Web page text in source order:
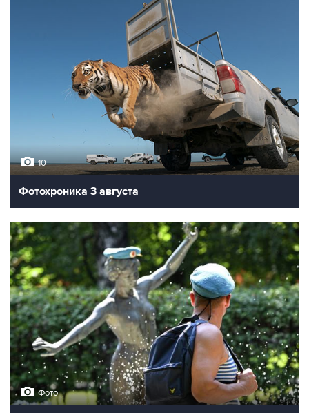
10
Фотохроника 3 августа
Фото